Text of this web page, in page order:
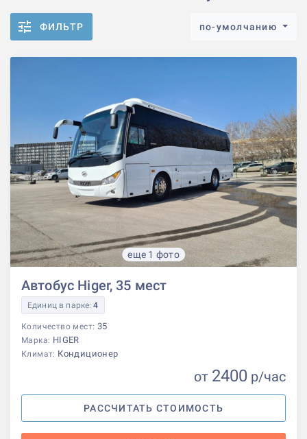
ФИЛЬТР по-умолчанию
еще 1 фото
Автобус Higer, 35 мест
Единиц в парке:4
Количество мест: 35
Марка: HIGER
Климат: Кондиционер
от 2400 р/час
РАССЧИТАТЬ СТОИМОСТЬ